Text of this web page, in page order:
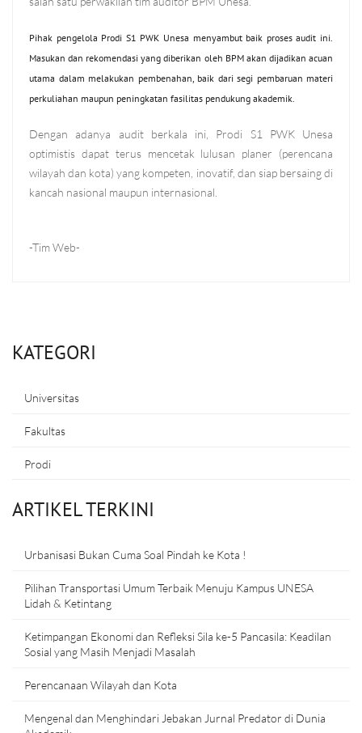
Pihak pengelola Prodi S1 PWK Unesa menyambut baik proses audit ini.
Masukan dan rekomendasi yang diberikan oleh BPM akan dijadikan acuan
utama dalam melakukan pembenahan, baik dari segi pembaruan materi
perkuliahan maupun peningkatan fasilitas pendukung akademik.
Dengan adanya audit berkala ini, Prodi S1 PWK Unesa
optimistis dapat terus mencetak lulusan planer (perencana
wilayah dan kota) yang kompeten, inovatif, dan siap bersaing di
kancah nasional maupun internasional.
-Tim Web-
KATEGORI
Universitas
Fakultas
Prodi
ARTIKEL TERKINI
Urbanisasi Bukan Cuma Soal Pindah ke Kota !
Pilihan Transportasi Umum Terbaik Menuju Kampus UNESA
Lidah & Ketintang
Ketimpangan Ekonomi dan Refleksi Sila ke-5 Pancasila: Keadilan
Sosial yang Masih Menjadi Masalah
Perencanaan Wilayah dan Kota
Mengenal dan Menghindari Jebakan Jurnal Predator di Dunia